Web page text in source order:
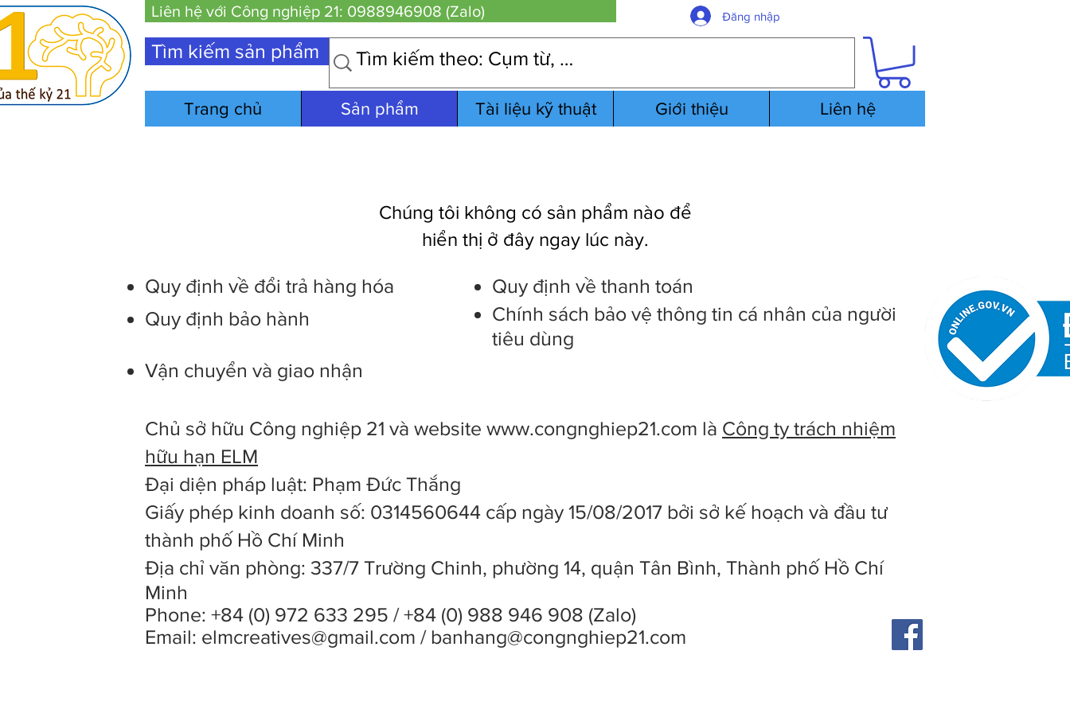
Liên hệ với Công nghiệp 21: 0988946908 (Zalo) Đăng nhập
Tìm kiếm sản phẩm
Trang chủ Sản phẩm Tài liệu kỹ thuật Giới thiệu Liên hệ
Chúng tôi không có sản phẩm nào để
hiển thị ở đây ngay lúc này.
Quy định về đổi trả hàng hóa
Quy định bảo hành
Vận chuyển và giao nhận
Quy định về thanh toán
Chính sách bảo vệ thông tin cá nhân của người
tiêu dùng
Chủ sở hữu Công nghiệp 21 và website www.congnghiep21.com là Công ty trách nhiệm
hữu hạn ELM
Đại diện pháp luật: Phạm Đức Thắng
Giấy phép kinh doanh số: 0314560644 cấp ngày 15/08/2017 bởi sở kế hoạch và đầu tư
thành phố Hồ Chí Minh
Địa chỉ văn phòng: 337/7 Trường Chinh, phường 14, quận Tân Bình, Thành phố Hồ Chí
Minh
Phone: +84 (0) 972 633 295 / +84 (0) 988 946 908 (Zalo)
Email: elmcreatives@gmail.com / banhang@congnghiep21.com